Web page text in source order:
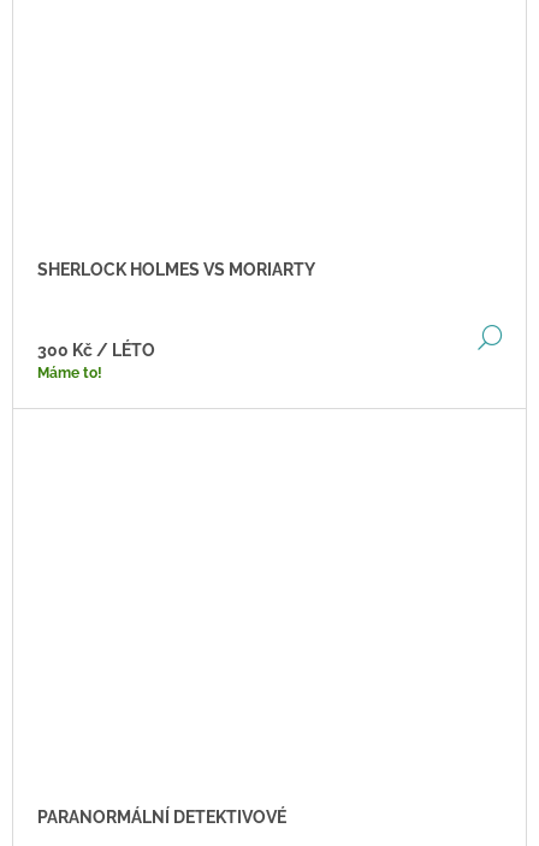
SHERLOCK HOLMES VS MORIARTY
300 Kč / LÉTO
Máme to!
PARANORMÁLNÍ DETEKTIVOVÉ